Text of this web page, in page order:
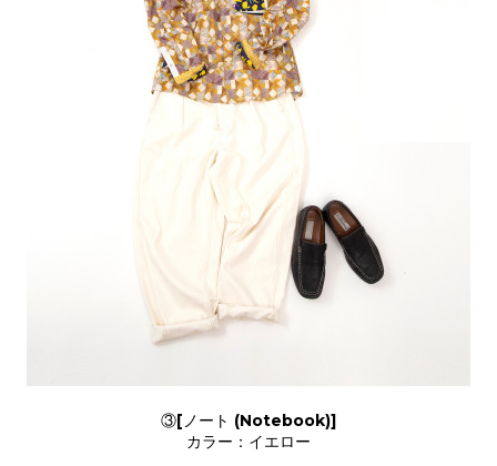
③[ノート (Notebook)]
カラー：イエロー